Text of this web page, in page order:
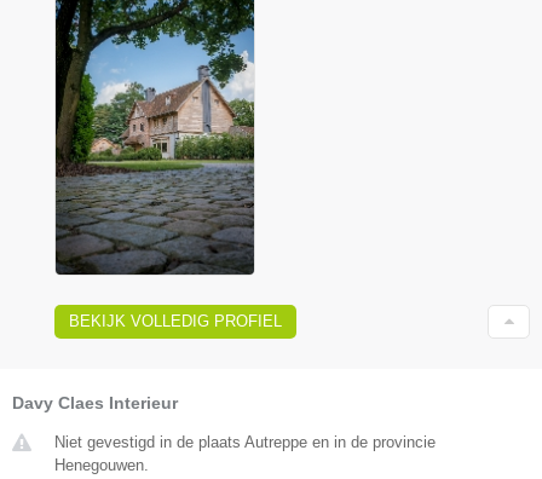
BEKIJK VOLLEDIG PROFIEL
Davy Claes Interieur
Niet gevestigd in de plaats Autreppe en in de provincie
Henegouwen.